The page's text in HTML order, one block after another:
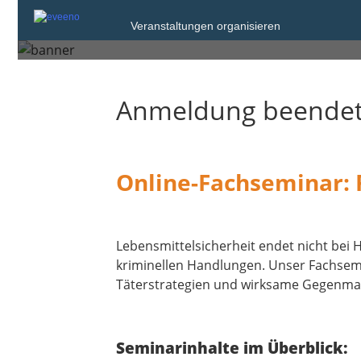
Veranstaltungen organisieren
Dienstag, 5. Mai 2026 von
Anmeldung
Online-Fachseminar:
Lebensmittelsicherheit endet nicht bei
kriminellen Handlungen. Unser
Täterstrategien und wirksame
Seminarinhalte im Überblick: